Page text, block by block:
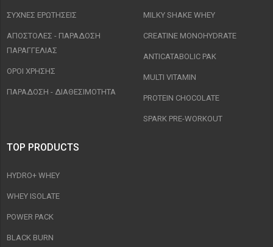
ΣΥΧΝΈΣ ΕΡΩΤΉΣΕΙΣ
ΑΠΟΣΤΟΛΈΣ - ΠΑΡΆΔΟΣΗ
ΠΑΡΑΓΓΕΛΊΑΣ
ΟΡΟΙ ΧΡΉΣΗΣ
ΠΑΡΑΔΟΣΗ - ΔΙΑΘΕΣΙΜΌΤΗΤΑ
MILKY SHAKE WHEY
CREATINE MONOHYDRATE
ANTICATABOLIC PAK
MULTI VITAMIN
PROTEIN CHOCOLATE
SPARK PRE-WORKOUT
TOP PRODUCTS
HYDRO+ WHEY
WHEY ISOLATE
POWER PACK
BLACK BURN